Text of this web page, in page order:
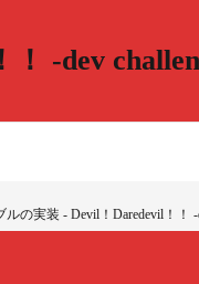
-dev
の実装 - Devil！Daredevil！！ -